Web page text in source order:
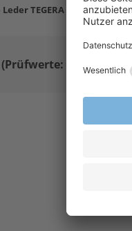
TEGERA 115
(Prüfwerte: 2-0-1-1-X)